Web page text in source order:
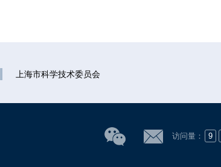
上海市科学技术委员会
访问量： 9